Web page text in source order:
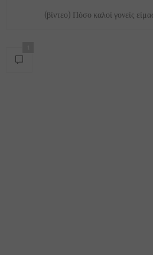
(βίντεο) Πόσο καλοί γονείς